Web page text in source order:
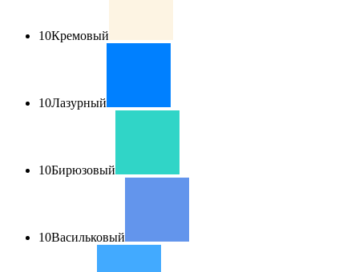
10Кремовый
10Лазурный
10Бирюзовый
10Васильковый